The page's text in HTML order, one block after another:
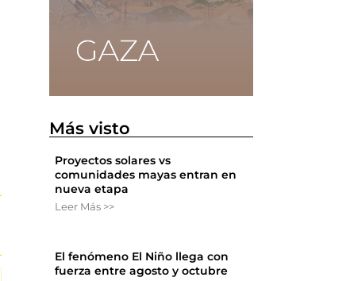
Más visto
Proyectos solares vs
comunidades mayas entran en
nueva etapa
Leer Más >>
El fenómeno El Niño llega con
fuerza entre agosto y octubre